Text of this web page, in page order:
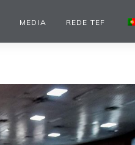
MEDIA REDE TEF